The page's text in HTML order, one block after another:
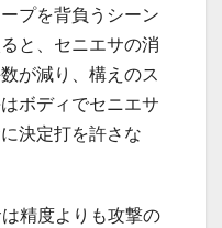
プを背負うシーン
と、セニエサの消
が減り、構えのス
ボディでセニエサ
決定打を許さな
精度よりも攻撃の